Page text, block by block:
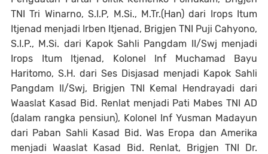
TNI Tri Winarno, S.I.P, M.Si., M.Tr.(Han) dari Irops Itum
Itjenad menjadi Irben Itjenad, Brigjen TNI Puji Cahyono,
S.I.P., M.Si. dari Kapok Sahli Pangdam II/Swj menjadi
Irops Itum Itjenad, Kolonel Inf Muchamad Bayu
Haritomo, S.H. dari Ses Disjasad menjadi Kapok Sahli
Pangdam II/Swj, Brigjen TNI Kemal Hendrayadi dari
Waaslat Kasad Bid. Renlat menjadi Pati Mabes TNI AD
(dalam rangka pensiun), Kolonel Inf Yusman Madayun
dari Paban Sahli Kasad Bid. Was Eropa dan Amerika
menjadi Waaslat Kasad Bid. Renlat, Brigjen TNI Dr.